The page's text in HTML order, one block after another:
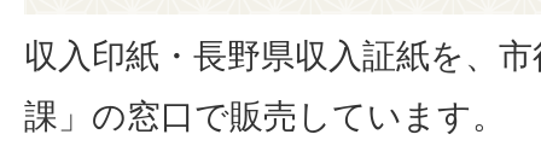
収入印紙・長野県収入証紙を、
課」の窓口で販売しています。